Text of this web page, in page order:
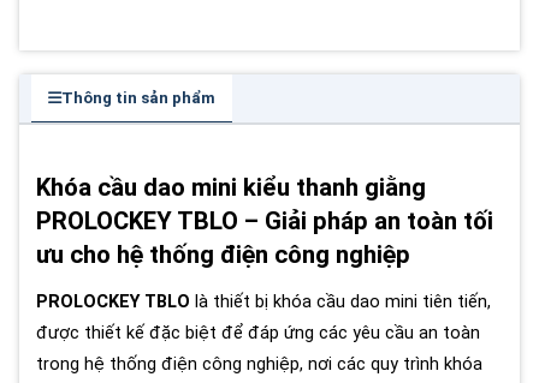
Thông tin sản phẩm
Khóa cầu dao mini kiểu thanh giằng
PROLOCKEY TBLO – Giải pháp an toàn tối
ưu cho hệ thống điện công nghiệp
PROLOCKEY TBLO là thiết bị khóa cầu dao mini tiên tiến,
được thiết kế đặc biệt để đáp ứng các yêu cầu an toàn
trong hệ thống điện công nghiệp, nơi các quy trình khóa